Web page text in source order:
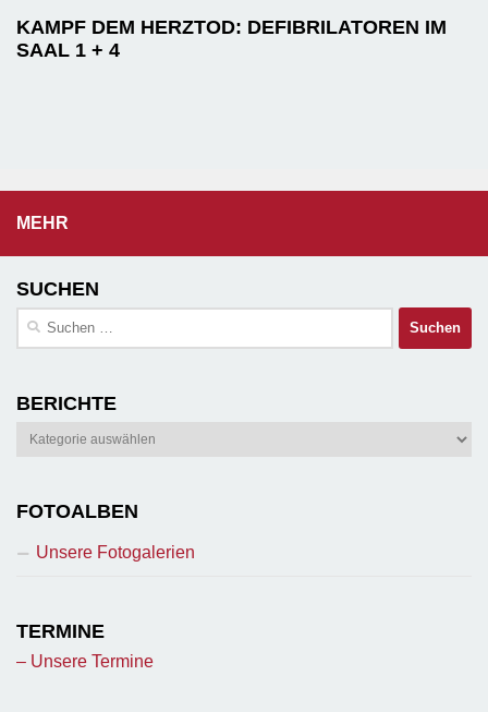
KAMPF DEM HERZTOD: DEFIBRILATOREN IM
SAAL 1 + 4
MEHR
SUCHEN
Suchen
BERICHTE
Berichte
FOTOALBEN
Unsere Fotogalerien
TERMINE
– Unsere Termine